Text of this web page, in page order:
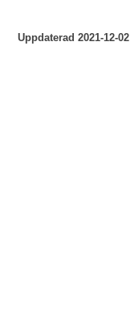
Uppdaterad2021-12-02